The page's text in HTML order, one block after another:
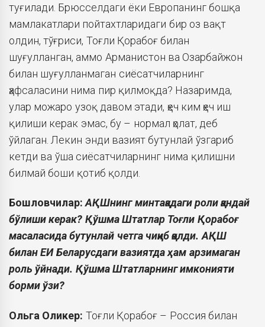
туғилади. Брюсселдаги ёки Европанинг бошқа
мамлакатлари пойтахтларидаги бир оз вақт
олдин, тўғриси, Тоғли Қорабоғ билан
шуғулланган, аммо Арманистон ва Озарбайжон
билан шуғулланмаган сиёсатчиларнинг
ҳафсаласини нима пир қилмоқда? Назаримда,
улар можаро узоқ давом этади, ҳеч ким ҳеч иш
қилиши керак эмас, бу – нормал ҳолат, деб
ўйлаган. Лекин энди вазият бутунлай ўзгариб
кетди ва ўша сиёсатчиларнинг нима қилишни
билмай боши қотиб қолди.
Бошловчилар:АҚШнинг минтақадаги роли қандай
бўлиши керак? Қўшма Штатлар Тоғли Қорабоғ
масаласида бутунлай четга чиқиб қолди. АҚШ
билан ЕИ Беларусдаги вазиятда ҳам арзимаган
роль ўйнади. Қўшма Штатларнинг имконияти
борми ўзи?
Ольга Оликер: Тоғли Қорабоғ – Россия билан